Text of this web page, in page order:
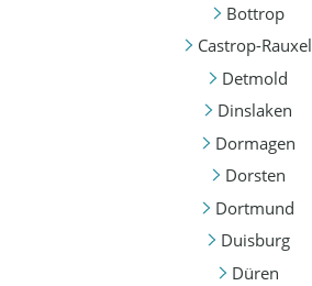
Bottrop
Castrop-Rauxel
Detmold
Dinslaken
Dormagen
Dorsten
Dortmund
Duisburg
Düren